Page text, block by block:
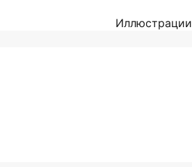
Иллюстрации